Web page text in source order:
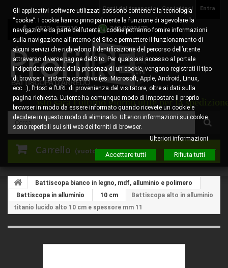
Entra
Contattaci
Costi del trasporto
0522 - 578310 345.8829473
Carrello (vuoto)
agosto sarà l'ultimo giorno utile per la spedizione
Battiscopa bianco in legno, mdf, alluminio e polimero
Battiscopa in alluminio
10 cm
Battiscopa alto in alluminio
titanio lucido alto 10 cm e spessore mm 11
Gli applicativi software utilizzati possono contenere la tecnologia
“cookie”. I cookie hanno principalmente la funzione di agevolare la
navigazione da parte dell’utente. I cookie potranno fornire informazioni
sulla navigazione all’interno del Sito e permettere il funzionamento di
alcuni servizi che richiedono l’identificazione del percorso dell’utente
attraverso diverse pagine del Sito. Per qualsiasi accesso al portale
indipendentemente dalla presenza di un cookie, vengono registrati il tipo
di browser il sistema operativo (es. Microsoft, Apple, Android, Linux,
ecc…), l’Host e l’URL di provenienza del visitatore, oltre ai dati sulla
pagina richiesta. L’utente ha comunque modo di impostare il proprio
browser in modo da essere informato quando ricevete un cookie e
decidere in questo modo di eliminarlo. Ulteriori informazioni sui cookie
sono reperibili sui siti web dei forniti di browser.
Ulteriori informazioni
Accettare tutti Rifiuta tutti